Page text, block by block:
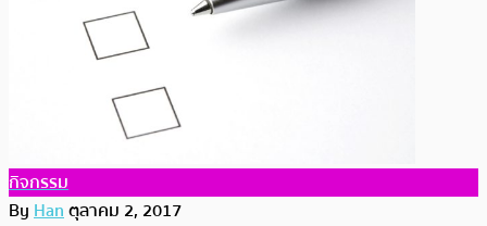
กิจกรรม
ByHanตุลาคม 2, 2017